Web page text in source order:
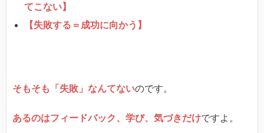
てこない】
【失敗する＝成功に向かう】
そもそも「失敗」なんてないのです。
あるのはフィードバック、学び、気づきだけですよ。